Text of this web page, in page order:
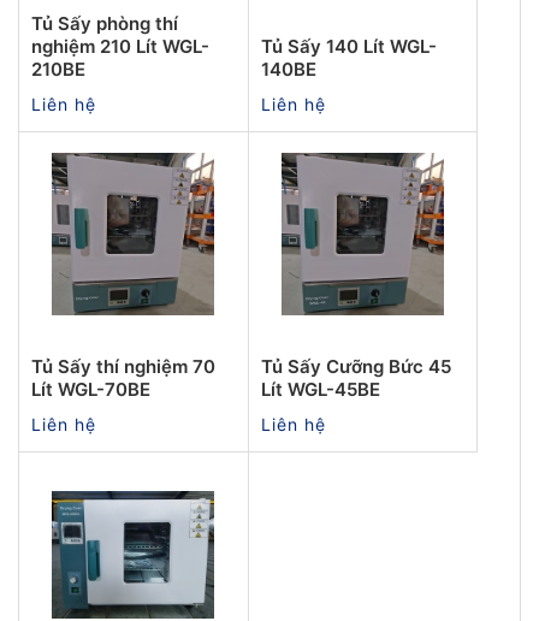
Tủ Sấy phòng thí
nghiệm 210 Lít WGL-
210BE
Liên hệ
Tủ Sấy 140 Lít WGL-
140BE
Liên hệ
Tủ Sấy thí nghiệm 70
Lít WGL-70BE
Liên hệ
Tủ Sấy Cưỡng Bức 45
Lít WGL-45BE
Liên hệ